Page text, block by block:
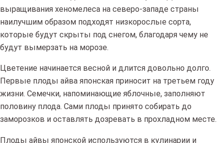
выращивания хеномелеса на северо-западе страны
наилучшим образом подходят низкорослые сорта,
которые будут скрыты под снегом, благодаря чему не
будут вымерзать на морозе.
Цветение начинается весной и длится довольно долго.
Первые плоды айва японская приносит на третьем году
жизни. Семечки, напоминающие яблочные, заполняют
половину плода. Сами плоды принято собирать до
заморозков и оставлять дозревать в прохладном месте.
Плоды айвы японской используются в кулинарии и